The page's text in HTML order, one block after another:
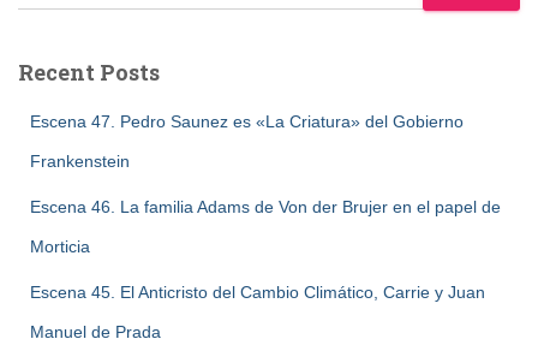
Recent Posts
Escena 47. Pedro Saunez es «La Criatura» del Gobierno
Frankenstein
Escena 46. La familia Adams de Von der Brujer en el papel de
Morticia
Escena 45. El Anticristo del Cambio Climático, Carrie y Juan
Manuel de Prada